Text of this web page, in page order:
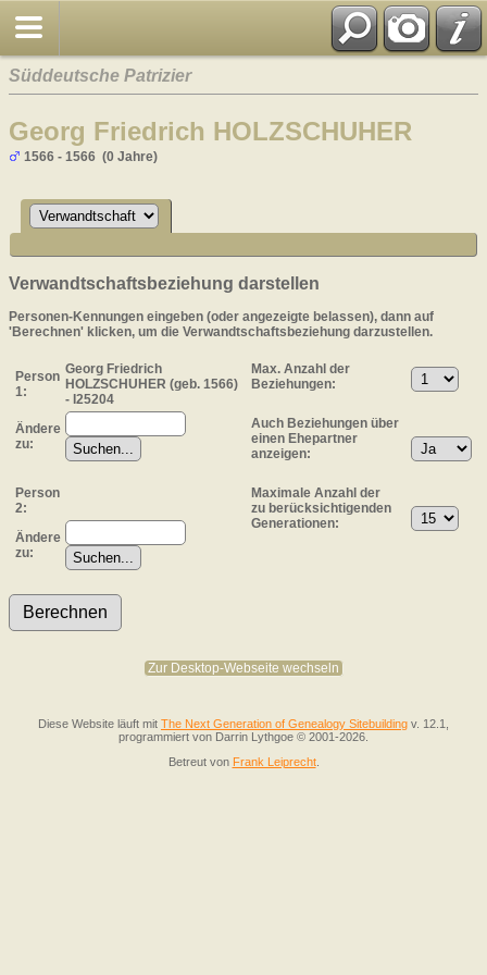
Süddeutsche Patrizier
Georg Friedrich HOLZSCHUHER
1566 - 1566 (0 Jahre)
Verwandtschaftsbeziehung darstellen
Personen-Kennungen eingeben (oder angezeigte belassen), dann auf
'Berechnen' klicken, um die Verwandtschaftsbeziehung darzustellen.
Person
1:
Georg Friedrich
HOLZSCHUHER (geb. 1566)
- I25204
Ändere
zu:
Person
2:
Ändere
zu:
Max. Anzahl der
Beziehungen:
Auch Beziehungen über
einen Ehepartner
anzeigen:
Maximale Anzahl der
zu berücksichtigenden
Generationen:
Zur Desktop-Webseite wechseln
Diese Website läuft mit The Next Generation of Genealogy Sitebuilding v. 12.1,
programmiert von Darrin Lythgoe © 2001-2026.
Betreut von Frank Leiprecht.